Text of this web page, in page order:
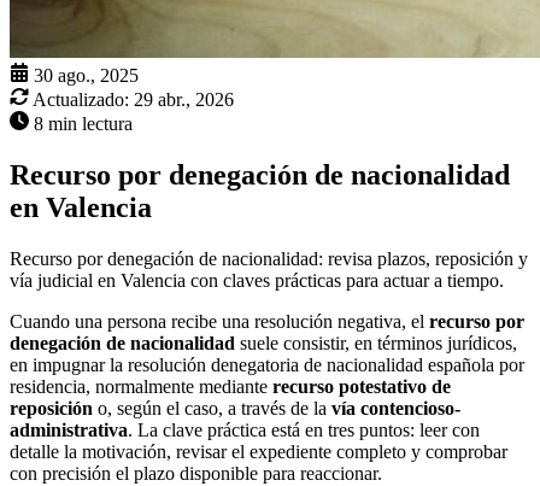
30 ago., 2025
Actualizado: 29 abr., 2026
8 min lectura
Recurso por denegación de nacionalidad
en Valencia
Recurso por denegación de nacionalidad: revisa plazos, reposición y
vía judicial en Valencia con claves prácticas para actuar a tiempo.
Cuando una persona recibe una resolución negativa, el recurso por
denegación de nacionalidad suele consistir, en términos jurídicos,
en impugnar la resolución denegatoria de nacionalidad española por
residencia, normalmente mediante recurso potestativo de
reposición o, según el caso, a través de la vía contencioso-
administrativa. La clave práctica está en tres puntos: leer con
detalle la motivación, revisar el expediente completo y comprobar
con precisión el plazo disponible para reaccionar.